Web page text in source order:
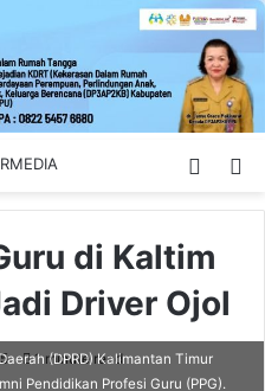
Switch
di Kaltim
Driver Ojol
1 minute read
(DPRD) Kalimantan Timur
Pendidikan Profesi Guru (PPG).